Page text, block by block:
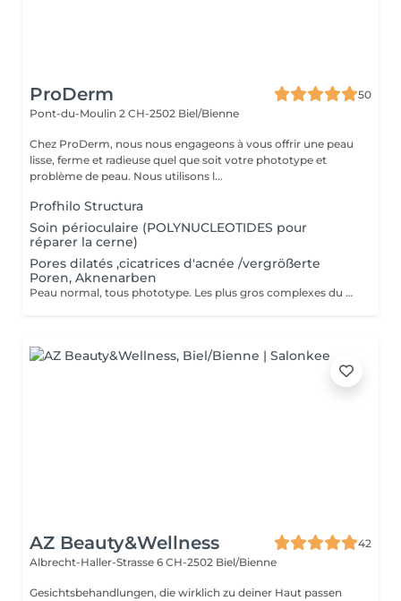
ProDerm
50
Pont-du-Moulin 2 CH-2502 Biel/Bienne
Chez ProDerm, nous nous engageons à vous offrir une peau
lisse, ferme et radieuse quel que soit votre phototype et
problème de peau. Nous utilisons l...
Profhilo Structura
Soin périoculaire (POLYNUCLEOTIDES pour
réparer la cerne)
Pores dilatés ,cicatrices d'acnée /vergrößerte
Poren, Aknenarben
Peau normal, tous phototype. Les plus gros complexes du visage peuvent actuellement être traités avec le microneedling. Cette méthode encore peu connue fait des merveilles en ce qui concerne le vieillissement cutané et les cicatrices d'acné. C'est en sorte une baguette magique qui va stimuler le processus naturel d'auto-guérison de la peau, ainsi que la production de collagène et d'élastine. Le microneedling est un traitement sûr aux maxi-effets, il permet d'améliorer la texture et la qualité de la peau, de plus, c'est également un moyen efficace pour estomper les taches brunes et la pigmentation. Cette procédure peut aussi être utilisée pour favoriser la croissance de la barbe ou pour prévenir la chute des cheveux. Il s'agit d'une technique peu invasive qui donne des résultats réels et visibles. Chaque peau étant différente, les ingrédients actifs utilisés sont choisis en fonction du problème ciblé, c'est pourquoi, le protocole s'adapte à vos besoins.
AZ Beauty&Wellness
42
Albrecht-Haller-Strasse 6 CH-2502 Biel/Bienne
Gesichtsbehandlungen, die wirklich zu deiner Haut passen